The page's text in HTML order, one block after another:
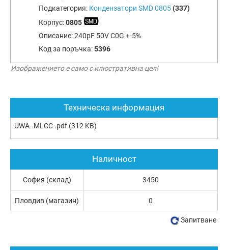
Подкатегория: Кондензатори SMD 0805 (337)
Корпус:0805
Описание:240pF 50V C0G +-5%
Код за поръчка:5396
Изображението е само с илюстративна цел!
Техническа информация
UWA--MLCC .pdf (312 KB)
Наличност
София (склад) 3450
Пловдив (магазин) 0
Запитване